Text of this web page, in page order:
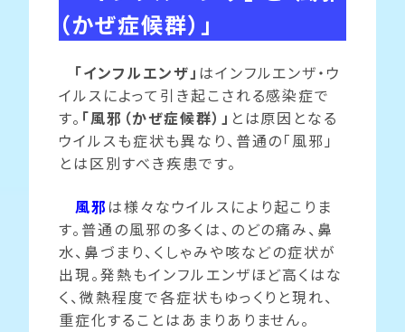
（かぜ症候群）」
「インフルエンザ」 はインフルエンザ・ウ
イルスによって引き起こされる感染症で
す。 「風邪（かぜ症候群）」 とは原因となる
ウイルスも症状も異なり、普通の「風邪」
とは区別すべき疾患です。
風邪は様々なウイルスにより起こりま
す。普通の風邪の多くは、のどの痛み、鼻
水、鼻づまり、くしゃみや咳などの症状が
出現。発熱もインフルエンザほど高くはな
く、微熱程度で各症状もゆっくりと現れ、
重症化することはあまりありません。